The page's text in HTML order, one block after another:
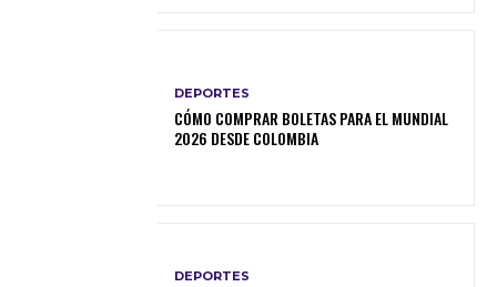
DEPORTES
CÓMO COMPRAR BOLETAS PARA EL MUNDIAL
2026 DESDE COLOMBIA
DEPORTES